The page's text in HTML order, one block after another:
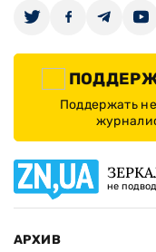
Поддержать
не
АРХИВ